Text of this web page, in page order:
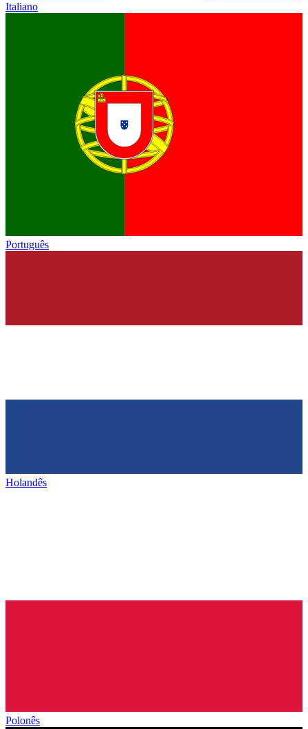
Italiano
Português
Holandês
Polonês